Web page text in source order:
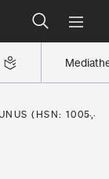
(HSN: 1005,